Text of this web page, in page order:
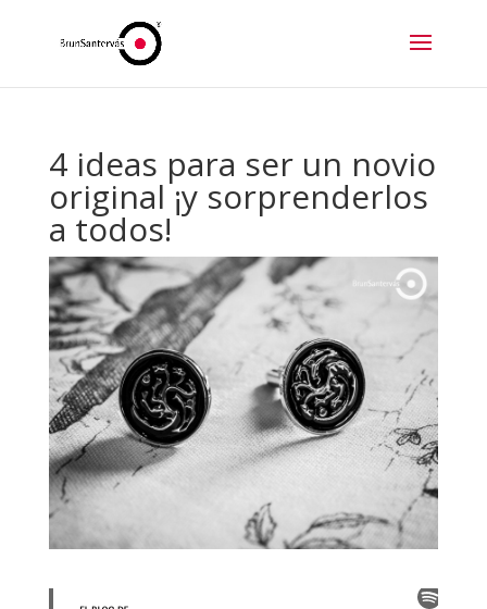
4 ideas para ser un novio
original ¡y sorprenderlos
a todos!